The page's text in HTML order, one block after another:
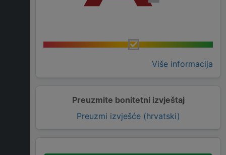
Više informacija
Preuzmite bonitetni izvještaj
Preuzmi izvješće (hrvatski)